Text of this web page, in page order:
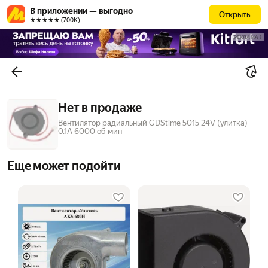
В приложении — выгодно
★★★★★ (700К)
Открыть
РЕКЛАМА
Нет в продаже
Вентилятор радиальный GDStime 5015 24V (улитка)
0.1А 6000 об мин
Еще может подойти